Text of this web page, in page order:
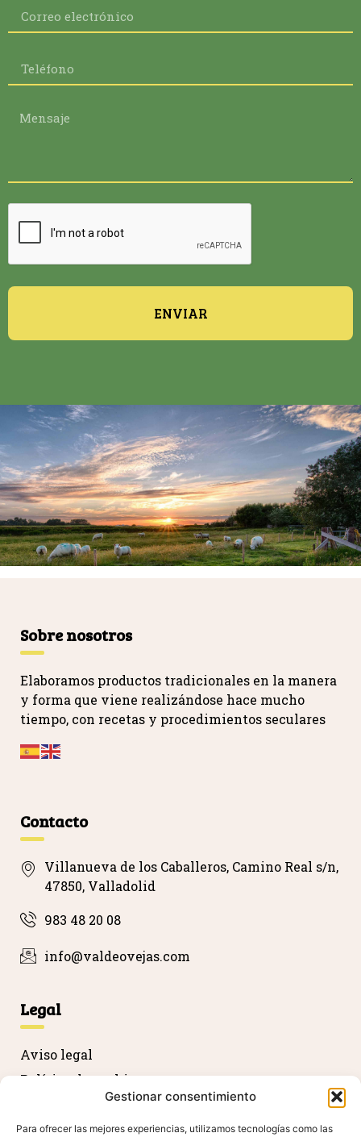
Gestionar consentimiento
Para ofrecer las mejores experiencias, utilizamos tecnologías como las
ENVIAR
Sobre nosotros
Elaboramos productos tradicionales en la manera
y forma que viene realizándose hace mucho
tiempo, con recetas y procedimientos seculares
Contacto
Villanueva de los Caballeros, Camino Real s/n,
47850, Valladolid
983 48 20 08
info@valdeovejas.com
Legal
Aviso legal
Política de cookies
Política de privacidad
Devolución y reembolso